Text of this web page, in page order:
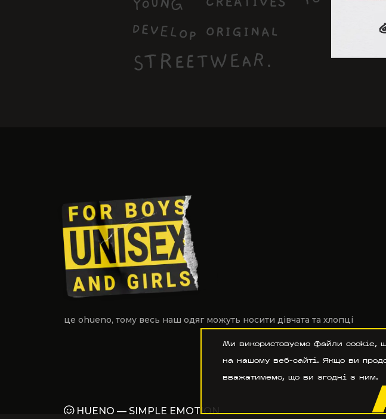
це ohueno, тому весь наш одягможуть носити дівчата та хлопці
HUENO — SIMPLE EMOTION
Ми використовуємо файли cookie,
на нашому веб-сайті. Якщо ви
вважатимемо, що ви згодні з ним.